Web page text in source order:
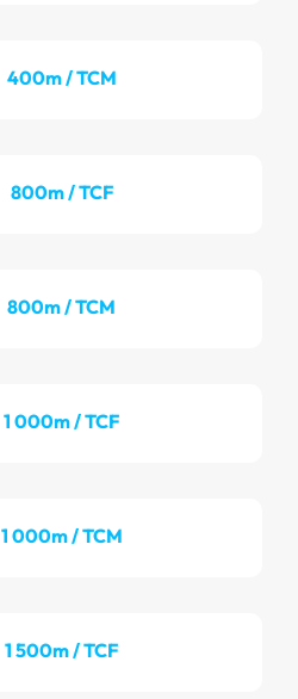
400m / TCM
800m / TCF
800m / TCM
1 000m / TCF
1 000m / TCM
1 500m / TCF